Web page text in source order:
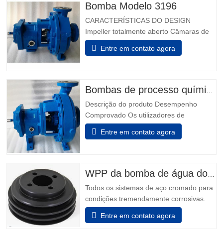
Bomba Modelo 3196
CARACTERÍSTICAS DO DESIGN
Impeller totalmente aberto Câmaras de
vedação projetadas Taperbore
patenteada™ Câmara de Foca PLUS
bordo Isoladores de rolamento híbrido
Inpro VBXX-D Design De Sump
otimizado Rolamentos de impulso de…
Entre em contato agora
Bombas de processo químico modelo 3196
Descrição do produto Desempenho
Comprovado Os utilizadores de
indústrias química, petroquímica, pasta &
papel, metais primários, alimentos &
os melhores - Modelo 3196. Power Ends
são o resultado de mais de 160…
Entre em contato agora
WPP da bomba de água do motor
Todos os sistemas de aço cromado para
condições tremendamente corrosivas.
todos os elementos que incluem o
adaptador e a unidade de rolamento são
Entre em contato agora